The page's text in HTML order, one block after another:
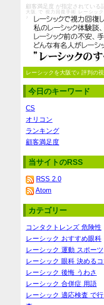
顧客満足度 が指定されている
大阪 で 視力回復手術 レーシッ
♪
レーシックを大阪で♪ 評判の
今日のキーワード
CS
オリコン
ランキング
顧客満足度
当サイトのRSS
RSS 2.0
Atom
カテゴリー
コンタクトレンズ 危険性
レーシック おすすめ眼科
レーシック 運動 スポーツ
レーシック 眼科 決める
レーシック 後悔 うわさ
レーシック 合併症 用語
レーシック 適応検査 で